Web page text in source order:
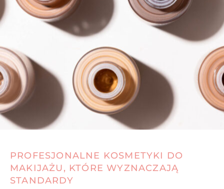
PROFESJONALNE KOSMETYKI DO
MAKIJAŻU, KTÓRE WYZNACZAJĄ
STANDARDY